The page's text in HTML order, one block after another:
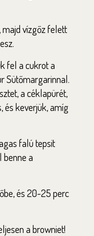
vízgőz felett
fel a cukrot a
Sütőmargarinnal.
a céklapürét,
és keverjük, amíg
falú tepsit
benne a
és 20-25 perc
a browniet!